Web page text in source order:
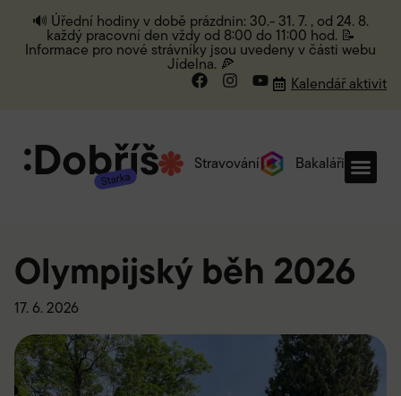
🔊 Úřední hodiny v době prázdnin: 30.- 31. 7. , od 24. 8.
každý pracovní den vždy od 8:00 do 11:00 hod. 📝
Informace pro nové strávníky jsou uvedeny v části webu
Jídelna. 🍕
Kalendář aktivit
Stravování Bakaláři
Olympijský běh 2026
17. 6. 2026